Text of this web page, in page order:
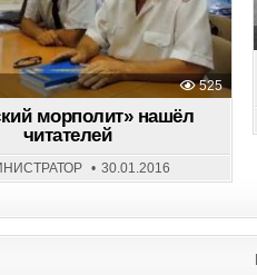
525
морполит» нашёл
читателей
30.01.2016